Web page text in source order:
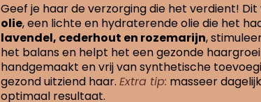
Geef je haar de verzorging die het verdient!
olie, een lichte en hydraterende olie die het
lavendel, cederhout en rozemarijn,
het balans en helpt het een gezonde
handgemaakt en vrij van synthetische
gezond uitziend haar. Extra tip: masseer
optimaal resultaat.